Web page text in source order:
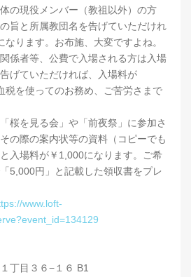
の現役メンバー（教祖以外）の方
旨と所属教団名を告げていただけれ
ります。お布施、大変ですよね。
係者等、公費で入場される方は入場
げていただければ、入場料が
税を使ってのお務め、ご苦労さまで
桜を見る会」や「前夜祭」に参加さ
の際の案内状等の資料（コピーでも
入場料が￥1,000になります。ご希
5,000円」と記載した領収書をプレ
www.loft-
丁目３６−１６ B1